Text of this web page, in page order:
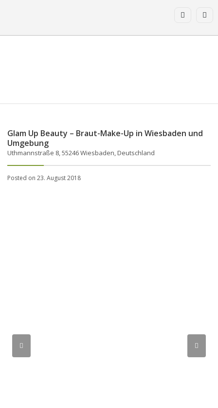
Glam Up Beauty – Braut-Make-Up in Wiesbaden und
Umgebung
Uthmannstraße 8, 55246 Wiesbaden, Deutschland
Posted on 23. August 2018